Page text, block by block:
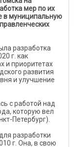
мер по их
в муниципальную
разработка
г. как
и приоритетах
развития
и улучшение
с работой над
которую вел
Петербург).
разработки
г. Она, в свою